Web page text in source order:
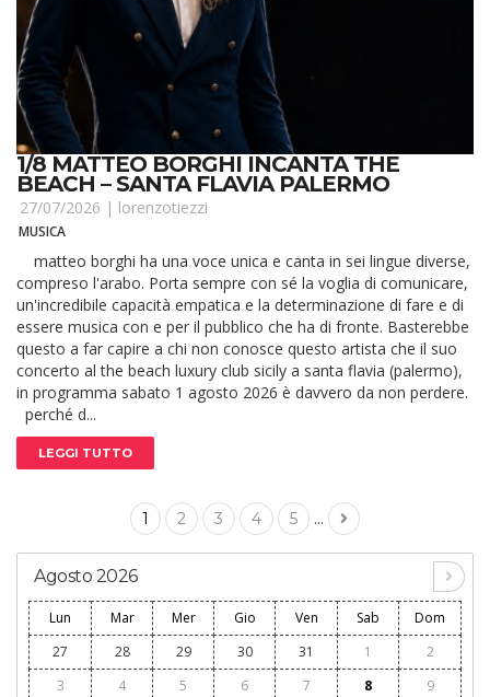
1/8 MATTEO BORGHI INCANTA THE
BEACH – SANTA FLAVIA PALERMO
27/07/2026 | lorenzotiezzi
MUSICA
matteo borghi ha una voce unica e canta in sei lingue diverse,
compreso l'arabo. Porta sempre con sé la voglia di comunicare,
un'incredibile capacità empatica e la determinazione di fare e di
essere musica con e per il pubblico che ha di fronte. Basterebbe
questo a far capire a chi non conosce questo artista che il suo
concerto al the beach luxury club sicily a santa flavia (palermo),
in programma sabato 1 agosto 2026 è davvero da non perdere.
perché d...
LEGGI TUTTO
1 2 3 4 5 ...
Agosto 2026
Lun Mar Mer Gio Ven Sab
Dom
27
28 29 30 31 1
2
3
4 5 6 7 8
9